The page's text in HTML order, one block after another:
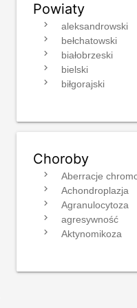
Powiaty
navigate_next aleksandrowski
navigate_next bełchatowski
navigate_next białobrzeski
navigate_next bielski
navigate_next biłgorajski
Choroby
navigate_next Aberracje
navigate_next Achondroplazja
navigate_next Agranulocytoza
navigate_next agresywność
navigate_next Aktynomikoza